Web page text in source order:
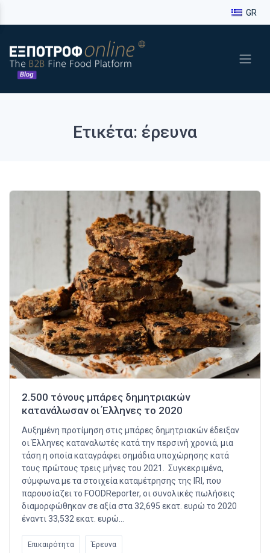
GR
Ετικέτα: έρευνα
2.500 τόνους μπάρες δημητριακών
κατανάλωσαν οι Έλληνες το 2020
Αυξημένη προτίμηση στις μπάρες δημητριακών έδειξαν
οι Έλληνες καταναλωτές κατά την περσινή χρονιά, μια
τάση η οποία καταγράφει σημάδια υποχώρησης κατά
τους πρώτους τρεις μήνες του 2021. Συγκεκριμένα,
σύμφωνα με τα στοιχεία καταμέτρησης της IRI, που
παρουσίαζει το FOODReporter, οι συνολικές πωλήσεις
διαμορφώθηκαν σε αξία στα 32,695 εκατ. ευρώ το 2020
έναντι 33,532 εκατ. ευρώ…
Επικαιρότητα Έρευνα